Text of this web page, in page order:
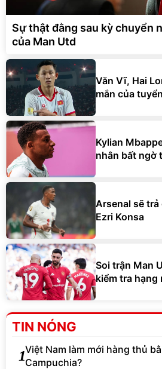
Sự thật đằng sau kỳ chuyển
của Man Utd
Văn Vĩ, Hai
mắn của
Kylian
nhân bất ngờ
Arsenal sẽ
Ezri Konsa
Soi trận Man
kiểm tra hạng
TIN NÓNG
1Việt Nam làm mới hàng thủ
Campuchia?